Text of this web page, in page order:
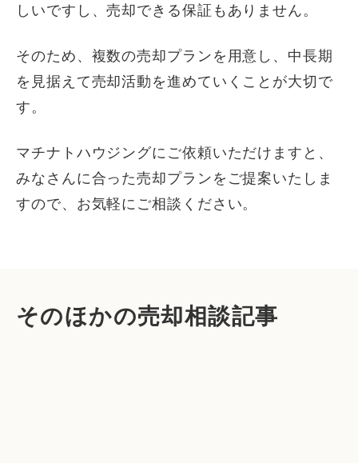
しいですし、売却できる保証もありません。
そのため、複数の売却プランを用意し、中長期
を見据えて売却活動を進めていくことが大切で
す。
マチナトハウジングにご依頼いただけますと、
みなさんに合った売却プランをご提案いたしま
すので、お気軽にご相談ください。
そのほかの売却相談記事